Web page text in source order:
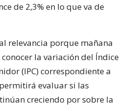
de 2,3% en lo que va de
relevancia porque mañana
la variación del Índice
(IPC) correspondiente a
evaluar si las
creciendo por sobre la